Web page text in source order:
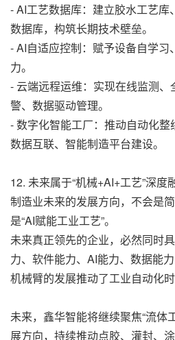
- AI工艺数据库：建立胶水工艺库
数据库，构筑长期技术壁垒。
- AI自适应控制：赋予设备自学习
力。
- 云端远程运维：实现在线监测
警、数据驱动管理。
- 数字化智能工厂：推动自动化
数据互联、智能制造平台建设。
12. 未来属于“机械+AI+工艺”深度
制造业未来的发展方向，不会是
是“AI赋能工业工艺”。
未来真正领先的企业，必然同时
力、软件能力、AI能力、数据能
机械臂的发展推动了工业自动化时
未来，鑫华智能将继续聚焦“流体
展方向，持续推动点胶、灌封、